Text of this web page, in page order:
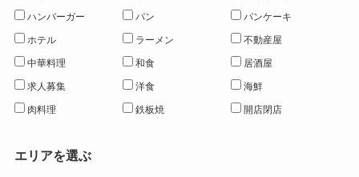
ハンバーガー パン パンケーキ
ホテル ラーメン 不動産屋
中華料理 和食 居酒屋
求人募集 洋食 海鮮
肉料理 鉄板焼 開店閉店
エリアを選ぶ